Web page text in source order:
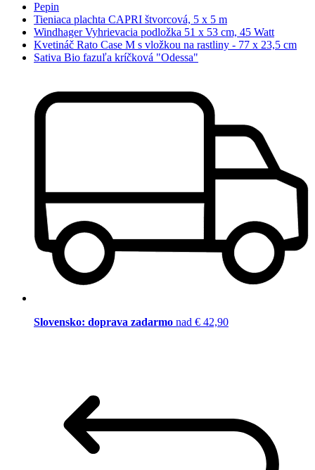
Pepin
Tieniaca plachta CAPRI štvorcová, 5 x 5 m
Windhager Vyhrievacia podložka 51 x 53 cm, 45 Watt
Kvetináč Rato Case M s vložkou na rastliny - 77 x 23,5 cm
Sativa Bio fazuľa kríčková "Odessa"
Slovensko: doprava zadarmo nad € 42,90